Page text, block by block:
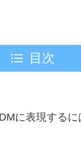
目次
に表現するに